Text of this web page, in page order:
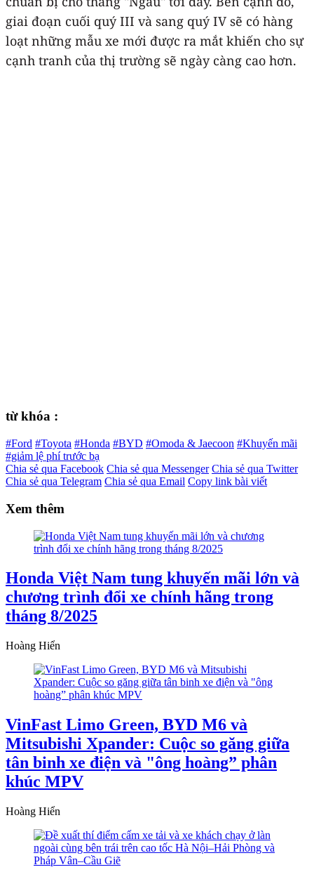
giai đoạn cuối quý III và sang quý IV sẽ có hàng
loạt những mẫu xe mới được ra mắt khiến cho sự
cạnh tranh của thị trường sẽ ngày càng cao hơn.
từ khóa :
#Ford #Toyota #Honda #BYD #Omoda & Jaecoon #Khuyến mãi
#giảm lệ phí trước bạ
Chia sẻ qua Facebook Chia sẻ qua Messenger Chia sẻ qua Twitter
Chia sẻ qua Telegram Chia sẻ qua Email Copy link bài viết
Xem thêm
Honda Việt Nam tung khuyến mãi lớn và
chương trình đổi xe chính hãng trong
tháng 8/2025
Hoàng Hiển
VinFast Limo Green, BYD M6 và
Mitsubishi Xpander: Cuộc so găng giữa
tân binh xe điện và "ông hoàng” phân
khúc MPV
Hoàng Hiển